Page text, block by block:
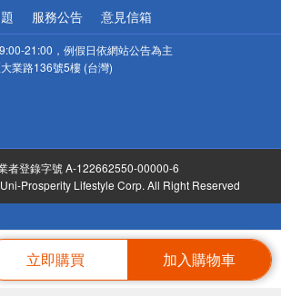
立即購買 加入購物車
服務公告 意見信箱
21:00，例假日依網站公告為主
業路136號5樓 (台灣)
者登錄字號 A-122662550-00000-6
Prosperity Lifestyle Corp. All Right Reserved